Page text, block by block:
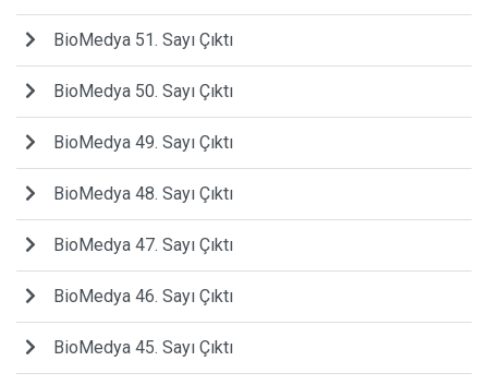
BioMedya 51. Sayı Çıktı
BioMedya 50. Sayı Çıktı
BioMedya 49. Sayı Çıktı
BioMedya 48. Sayı Çıktı
BioMedya 47. Sayı Çıktı
BioMedya 46. Sayı Çıktı
BioMedya 45. Sayı Çıktı